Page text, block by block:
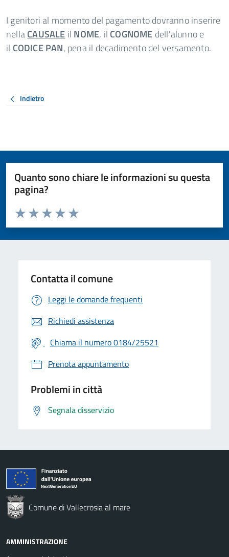
I genitori al momento del pagamento dovranno inserire
nellaCAUSALE il NOME, il COGNOME dell'alunno e
il CODICE PAN, pena il decadimento del versamento.
Indietro
Quanto sono chiare le informazioni su questa
pagina?
Valuta da 1 a 5 stelle la pagina
Valuta 5 stelle su 5
Valuta 4 stelle su 5
Valuta 3 stelle su 5
Valuta 2 stelle su 5
Valuta 1 stelle su 5
Contatta il comune
Leggi le domande frequenti
Richiedi assistenza
Chiama il numero 0184/25521
Prenota appuntamento
Problemi in città
Segnala disservizio
Comune di Vallecrosia al mare
AMMINISTRAZIONE